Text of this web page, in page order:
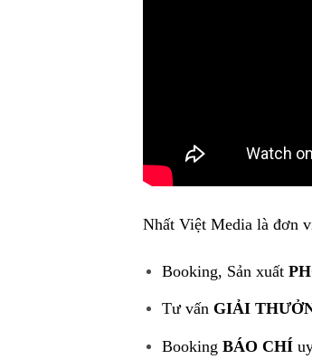
Nhất Việt Media là đơn
Booking, Sản xuất
Tư vấn GIẢI
Booking BÁO CHÍ